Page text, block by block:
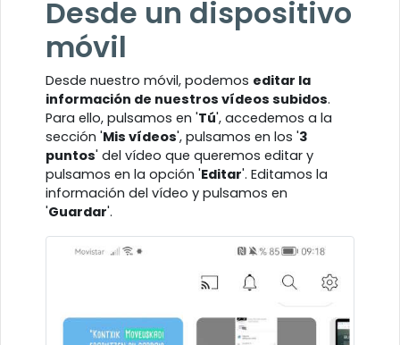
Desde un dispositivo
móvil
Desde nuestro móvil, podemos editar la
información de nuestros vídeos subidos.
Para ello, pulsamos en 'Tú', accedemos a la
sección 'Mis vídeos', pulsamos en los '3
puntos' del vídeo que queremos editar y
pulsamos en la opción 'Editar'. Editamos la
información del vídeo y pulsamos en
'Guardar'.